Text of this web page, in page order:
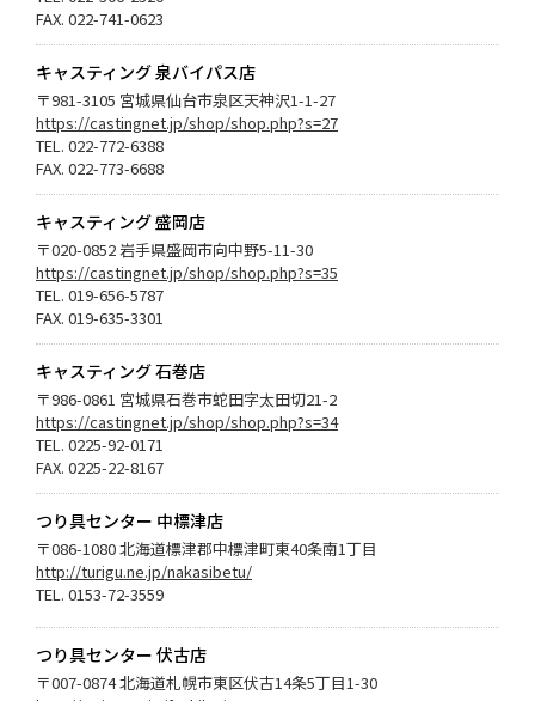
FAX. 022-741-0623
キャスティング 泉バイパス店
〒981-3105 宮城県仙台市泉区天神沢1-1-27
https://castingnet.jp/shop/shop.php?s=27
TEL. 022-772-6388
FAX. 022-773-6688
キャスティング 盛岡店
〒020-0852 岩手県盛岡市向中野5-11-30
https://castingnet.jp/shop/shop.php?s=35
TEL. 019-656-5787
FAX. 019-635-3301
キャスティング 石巻店
〒986-0861 宮城県石巻市蛇田字太田切21-2
https://castingnet.jp/shop/shop.php?s=34
TEL. 0225-92-0171
FAX. 0225-22-8167
つり具センター 中標津店
〒086-1080 北海道標津郡中標津町東40条南1丁目
http://turigu.ne.jp/nakasibetu/
TEL. 0153-72-3559
つり具センター 伏古店
〒007-0874 北海道札幌市東区伏古14条5丁目1-30